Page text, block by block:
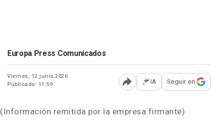
Europa Press Comunicados
Viernes, 12 junio 2026
Publicado: 11:59
Abrir opciones para
IA Seguir en
(Información remitida por la empresa firmante)